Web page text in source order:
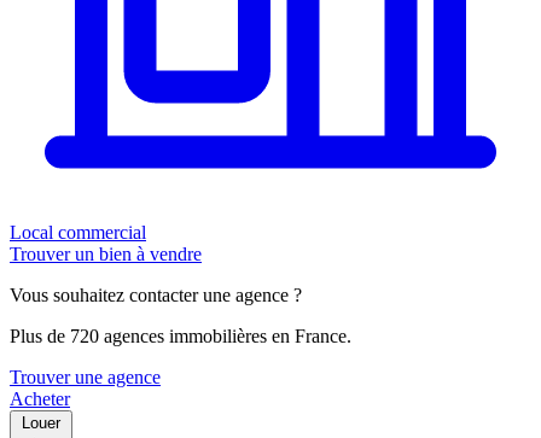
Local commercial
Trouver un bien à vendre
Vous souhaitez contacter une agence ?
Plus de 720 agences immobilières en France.
Trouver une agence
Acheter
Louer